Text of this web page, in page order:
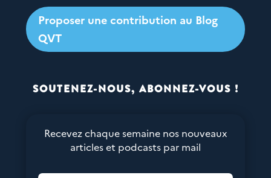
Proposer une contribution au Blog
QVT
SOUTENEZ-NOUS, ABONNEZ-VOUS !
Recevez chaque semaine nos nouveaux
articles et podcasts par mail